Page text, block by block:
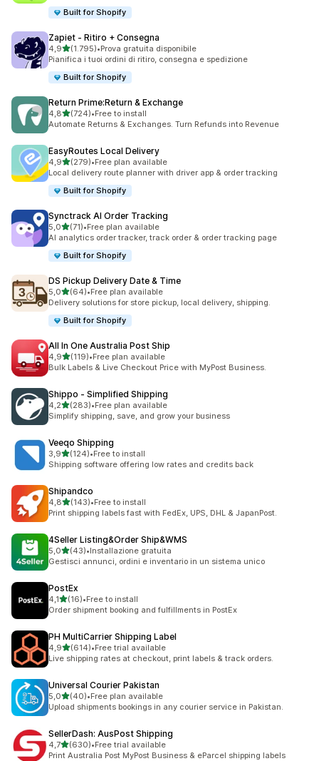
Built for Shopify
Zapiet ‑ Ritiro + Consegna
4,9stelle su 5
(1.795)
1795 recensioni totali
•Prova gratuita disponibile
Pianifica i tuoi ordini di ritiro, consegna e spedizione
Built for Shopify
Return Prime:Return & Exchange
4,8stelle su 5
(724)
724 recensioni totali
•Free to install
Automate Returns & Exchanges. Turn Refunds into Revenue
EasyRoutes Local Delivery
4,9stelle su 5
(279)
279 recensioni totali
•Free plan available
Local delivery route planner with driver app & order tracking
Built for Shopify
Synctrack AI Order Tracking
5,0stelle su 5
(71)
71 recensioni totali
•Free plan available
AI analytics order tracker, track order & order tracking page
Built for Shopify
DS Pickup Delivery Date & Time
5,0stelle su 5
(64)
64 recensioni totali
•Free plan available
Delivery solutions for store pickup, local delivery, shipping.
Built for Shopify
All In One Australia Post Ship
4,9stelle su 5
(119)
119 recensioni totali
•Free plan available
Bulk Labels & Live Checkout Price with MyPost Business.
Shippo ‑ Simplified Shipping
4,2stelle su 5
(283)
283 recensioni totali
•Free plan available
Simplify shipping, save, and grow your business
Veeqo Shipping
3,9stelle su 5
(124)
124 recensioni totali
•Free to install
Shipping software offering low rates and credits back
Shipandco
4,8stelle su 5
(143)
143 recensioni totali
•Free to install
Print shipping labels fast with FedEx, UPS, DHL & JapanPost.
4Seller Listing&Order Ship&WMS
5,0stelle su 5
(43)
43 recensioni totali
•Installazione gratuita
Gestisci annunci, ordini e inventario in un sistema unico
PostEx
4,1stelle su 5
(16)
16 recensioni totali
•Free to install
Order shipment booking and fulfillments in PostEx
PH MultiCarrier Shipping Label
4,9stelle su 5
(614)
614 recensioni totali
•Free trial available
Live shipping rates at checkout, print labels & track orders.
Universal Courier Pakistan
5,0stelle su 5
(40)
40 recensioni totali
•Free plan available
Upload shipments bookings in any courier service in Pakistan.
SellerDash: AusPost Shipping
4,7stelle su 5
(630)
630 recensioni totali
•Free trial available
Print Australia Post MyPost Business & eParcel shipping labels